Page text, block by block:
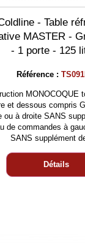
- Table
MASTER -
- 1 porte - 125
Référence :
MONOCOQUE
et dessous compris
ou à droite SANS
de commandes à
SANS supplément
Détails